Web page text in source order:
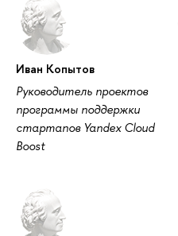
Иван Копытов
Руководитель проектов
программы поддержки
стартапов Yandex Cloud
Boost